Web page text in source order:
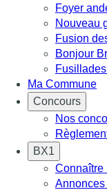
Foyer
Nouveau
Fusion
Bonjour
Ma Commune
Concours
Nos
BX1
Connaître
Annonces